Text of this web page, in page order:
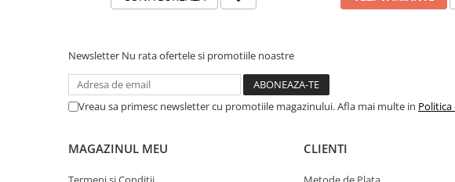
Newsletter Nu rata ofertele si promotiile noastre
Vreau sa primesc newsletter cu promotiile magazinului. Afla mai multe in
MAGAZINUL MEU CLIENTI